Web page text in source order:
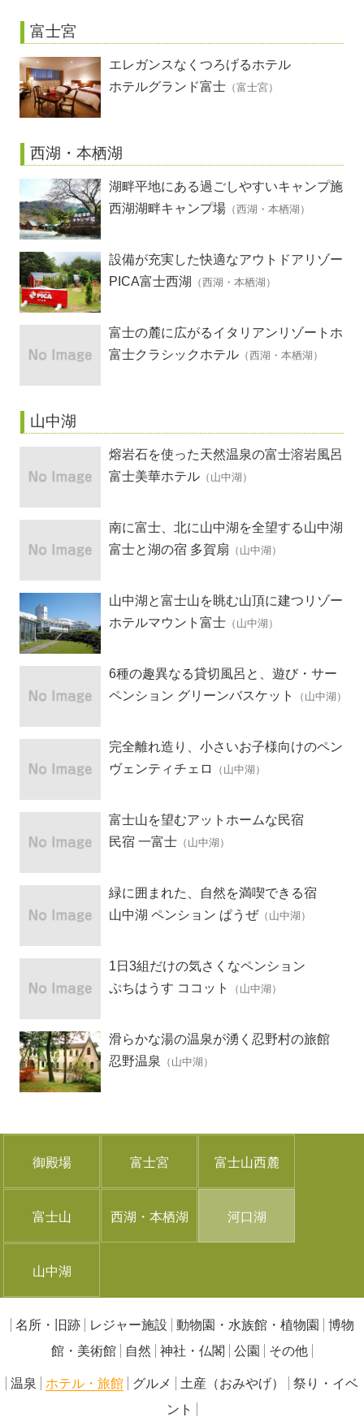
富士宮
エレガンスなくつろげるホテル
ホテルグランド富士 （富士宮）
西湖・本栖湖
湖畔平地にある過ごしやすいキャンプ施
設
西湖湖畔キャンプ場 （西湖・本栖湖）
設備が充実した快適なアウトドアリゾー
ト
PICA富士西湖 （西湖・本栖湖）
富士の麓に広がるイタリアンリゾートホ
テル
富士クラシックホテル （西湖・本栖湖）
山中湖
熔岩石を使った天然温泉の富士溶岩風呂
富士美華ホテル （山中湖）
南に富士、北に山中湖を全望する山中湖
畔の癒しの宿
富士と湖の宿 多賀扇 （山中湖）
山中湖と富士山を眺む山頂に建つリゾー
トホテル
ホテルマウント富士 （山中湖）
6種の趣異なる貸切風呂と、遊び・サー
ビスが盛りだくさんの宿
ペンション グリーンバスケット （山中湖）
完全離れ造り、小さいお子様向けのペン
ション
ヴェンティチェロ （山中湖）
富士山を望むアットホームな民宿
民宿 一富士 （山中湖）
緑に囲まれた、自然を満喫できる宿
山中湖 ペンション ぱうぜ （山中湖）
1日3組だけの気さくなペンション
ぷちはうす ココット
（山中湖）
滑らかな湯の温泉が湧く忍野村の旅館
忍野温泉
（山中湖）
御殿場 富士宮 富士山西麓
富士山 西湖・本栖湖 河口湖
山中湖
名所・旧跡 レジャー施設 動物園・水族館・植物園
博物
館・美術館
自然 神社・仏閣 公園 その他
温泉 ホテル・旅館 グルメ 土産（おみやげ）
祭り・イベ
ント